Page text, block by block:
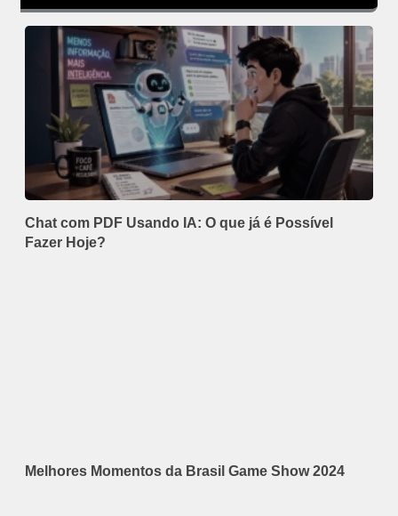
Chat com PDF Usando IA: O que já é Possível
Fazer Hoje?
Melhores Momentos da Brasil Game Show 2024